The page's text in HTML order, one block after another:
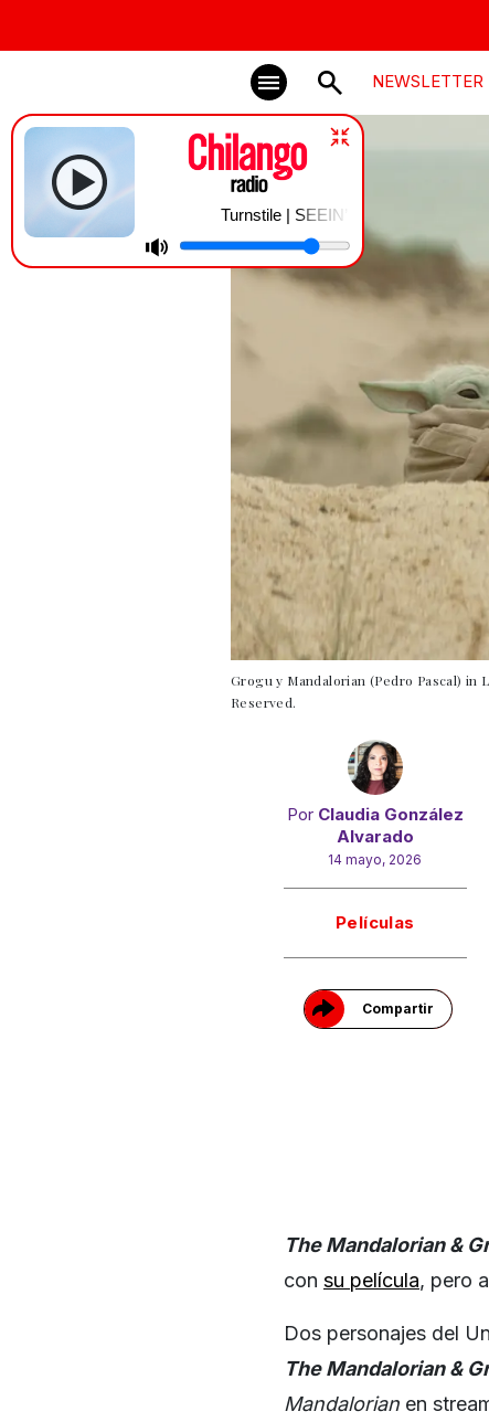
NEWSLETTER
Turnstile | SEEIN’ STARS
Grogu y Mandalorian (Pedro Pascal) in
Reserved.
Por Claudia González
Alvarado
14 mayo, 2026
Películas
Compartir
The Mandalorian &
con su película, pero
Dos personajes del
The Mandalorian &
Mandalorian en